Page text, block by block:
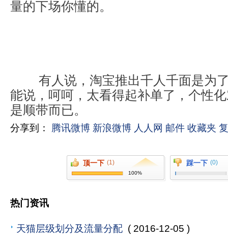
能说，呵呵，太看得起补单了，个性
分享到： 腾讯微博 新浪微博 人人网 邮件 收藏夹
顶一下 (1)
100%
踩一下 (0)
热门资讯
天猫层级划分及流量分配 ( 2016-12-05 )